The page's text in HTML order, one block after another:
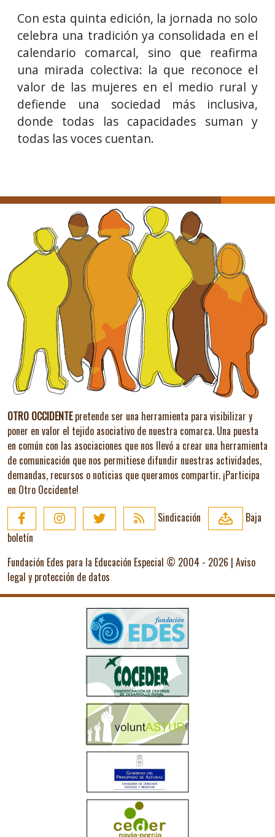
Con esta quinta edición, la jornada no solo
celebra una tradición ya consolidada en el
calendario comarcal, sino que reafirma
una mirada colectiva: la que reconoce el
valor de las mujeres en el medio rural y
defiende una sociedad más inclusiva,
donde todas las capacidades suman y
todas las voces cuentan.
OTRO OCCIDENTEpretende ser una herramienta para visibilizar y
poner en valor el tejido asociativo de nuestra comarca. Una puesta
en común con las asociaciones que nos llevó a crear una herramienta
de comunicación que nos permitiese difundir nuestras actividades,
demandas, recursos o noticias que queramos compartir. ¡Participa
en Otro Occidente!
Sindicación
Baja
boletín
Fundación Edes para la Educación Especial © 2004 - 2026 | Aviso
legal y protección de datos